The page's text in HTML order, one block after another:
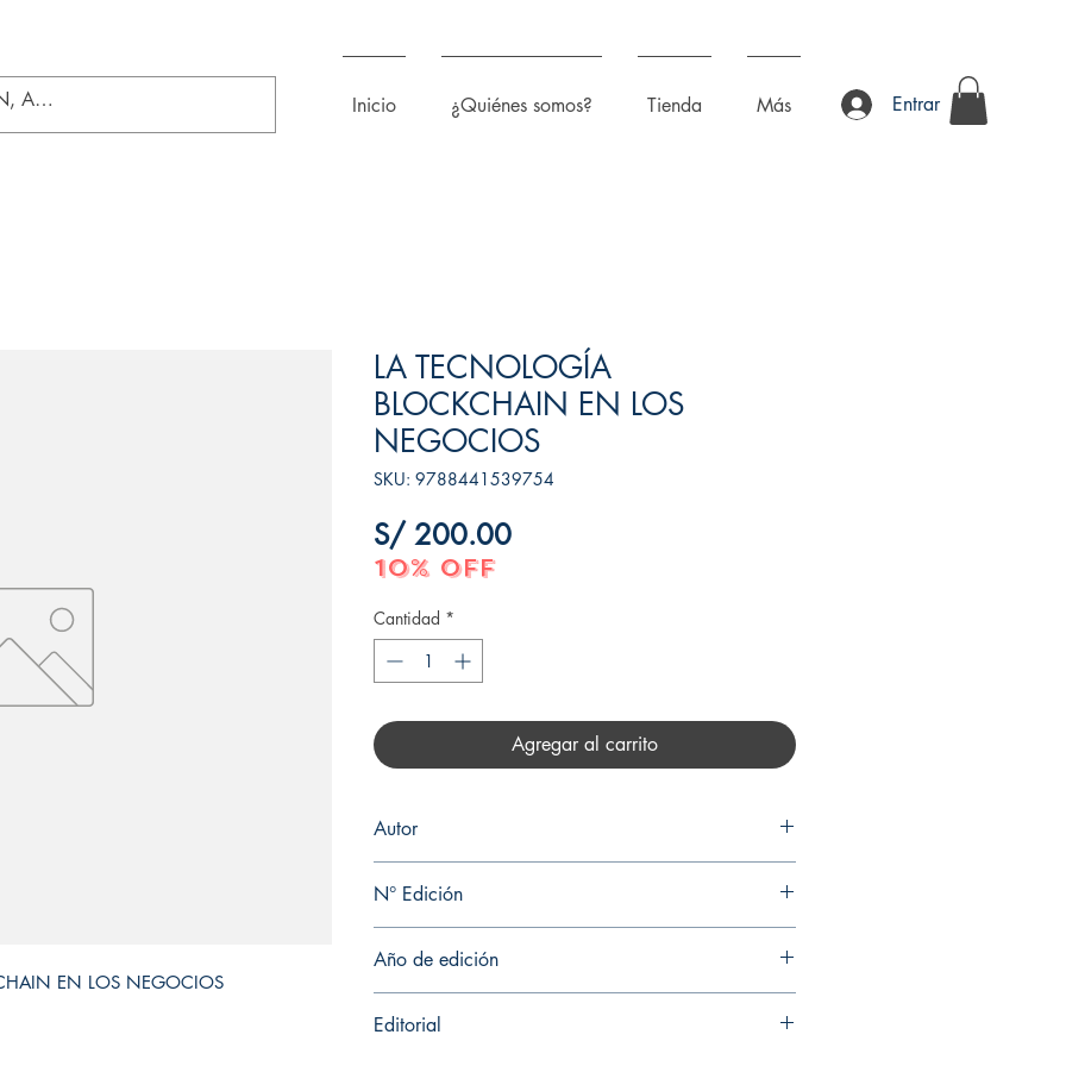
Inicio ¿Quiénes somos? Tienda Más Entrar
EN LOS NEGOCIOS
LA TECNOLOGÍA
BLOCKCHAIN EN LOS
NEGOCIOS
SKU: 9788441539754
S/ 200.00Precio
10% OFF
Cantidad *
Agregar al carrito
Autor
N° Edición
Año de edición
Editorial